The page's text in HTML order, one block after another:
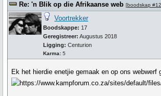
Re: 'n Blik op die Afrikaanse web [boodskap
Voortrekker
Boodskappe: 17
Geregistreer: Augustus 2018
Ligging: Centurion
Karma: 5
Ek het hierdie enetjie gemaak en op ons